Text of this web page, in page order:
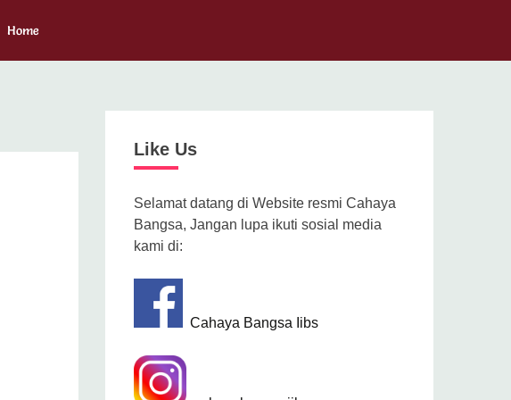
Home
Like Us
Selamat datang di Website resmi Cahaya
Bangsa, Jangan lupa ikuti sosial media
kami di:
Cahaya Bangsa Iibs